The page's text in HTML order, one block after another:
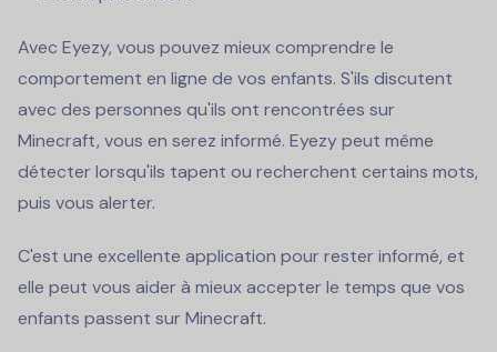
Avec Eyezy, vous pouvez mieux comprendre le
comportement en ligne de vos enfants. S'ils discutent
avec des personnes qu'ils ont rencontrées sur
Minecraft, vous en serez informé. Eyezy peut même
détecter lorsqu'ils tapent ou recherchent certains mots,
puis vous alerter.
C'est une excellente application pour rester informé, et
elle peut vous aider à mieux accepter le temps que vos
enfants passent sur Minecraft.